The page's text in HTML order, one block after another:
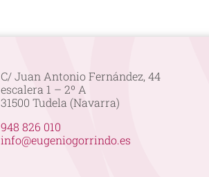
C/ Juan Antonio Fernández, 44
escalera 1 – 2º A
31500 Tudela (Navarra)
948 826 010
info@eugeniogorrindo.es